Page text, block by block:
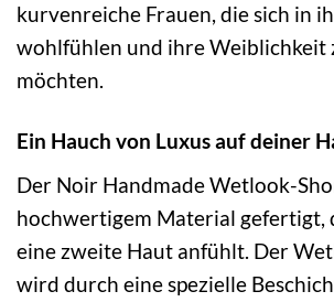
kurvenreiche Frauen, die sich in
wohlfühlen und ihre Weiblichkeit
möchten.
Ein Hauch von Luxus auf deiner
Der Noir Handmade Wetlook-
hochwertigem Material gefertigt,
eine zweite Haut anfühlt. Der
wird durch eine spezielle